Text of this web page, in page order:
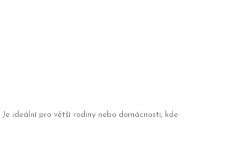
ideální pro větší rodiny nebo domácnosti, kde